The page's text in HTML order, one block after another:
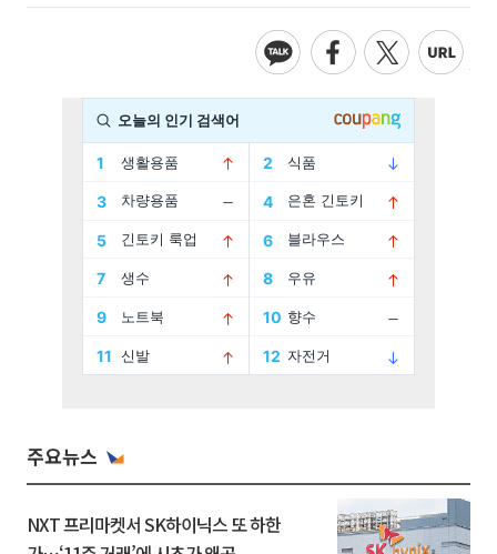
주요뉴스
NXT 프리마켓서 SK하이닉스 또 하한